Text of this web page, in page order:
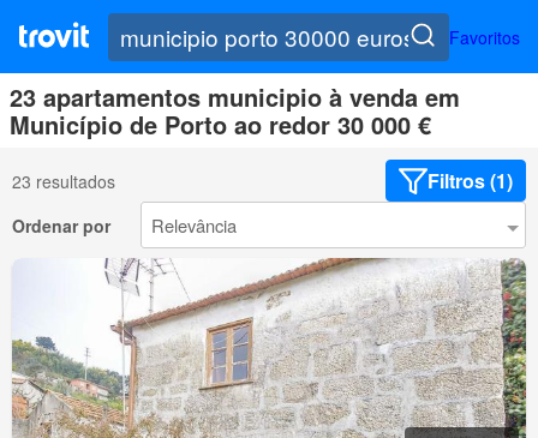
Favoritos
23 apartamentos municipio à venda em
Município de Porto ao redor 30 000 €
23 resultados Filtros (1)
Ordenar por